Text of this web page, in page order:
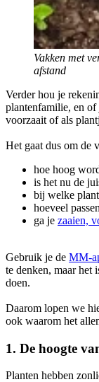
Vakken met
afstand
Verder hou je
plantenfamilie, en of
voorzaait of als
Het gaat dus om de
hoe hoog
is het nu de
bij welke
hoeveel
ga je zaaien,
Gebruik je de MM-
te denken, maar het
doen.
Daarom lopen we
ook waarom het
1. De hoogte
Planten hebben